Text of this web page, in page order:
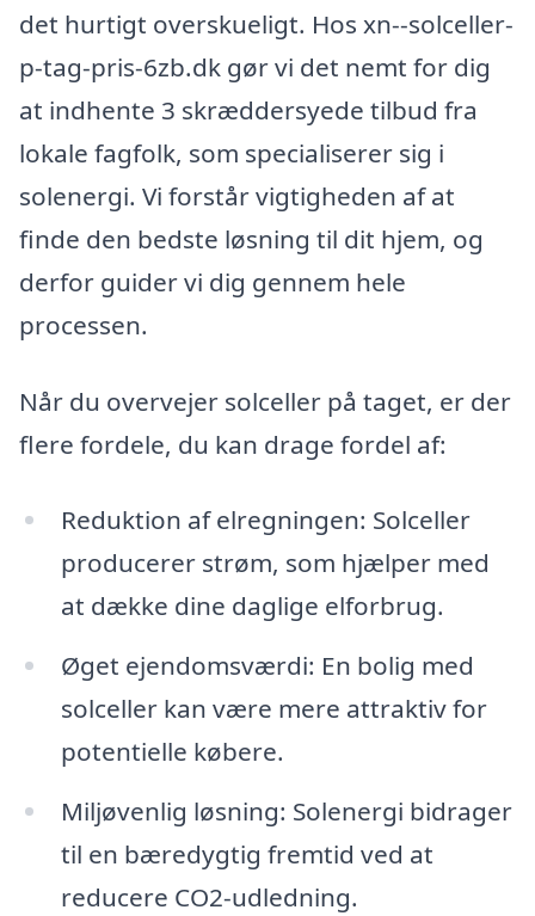
det hurtigt overskueligt. Hos xn--solceller-
p-tag-pris-6zb.dk gør vi det nemt for dig
at indhente 3 skræddersyede tilbud fra
lokale fagfolk, som specialiserer sig i
solenergi. Vi forstår vigtigheden af at
finde den bedste løsning til dit hjem, og
derfor guider vi dig gennem hele
processen.
Når du overvejer solceller på taget, er der
flere fordele, du kan drage fordel af:
Reduktion af elregningen: Solceller
producerer strøm, som hjælper med
at dække dine daglige elforbrug.
Øget ejendomsværdi: En bolig med
solceller kan være mere attraktiv for
potentielle købere.
Miljøvenlig løsning: Solenergi bidrager
til en bæredygtig fremtid ved at
reducere CO2-udledning.